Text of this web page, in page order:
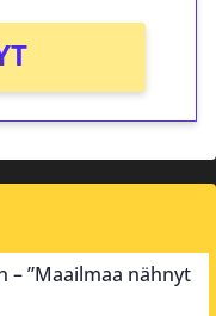
– ”Maailmaa nähnyt